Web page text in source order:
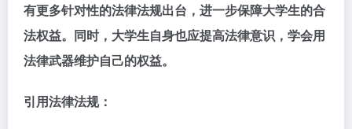
有更多针对性的法律法规出台，进一步保障大学生的合
法权益。同时，大学生自身也应提高法律意识，学会用
法律武器维护自己的权益。
引用法律法规：